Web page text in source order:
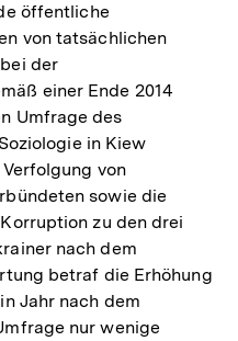
öffentliche
von tatsächlichen
der
einer Ende 2014
Umfrage des
in Kiew
von
sowie die
zu den drei
nach dem
betraf die Erhöhung
Jahr nach dem
nur wenige